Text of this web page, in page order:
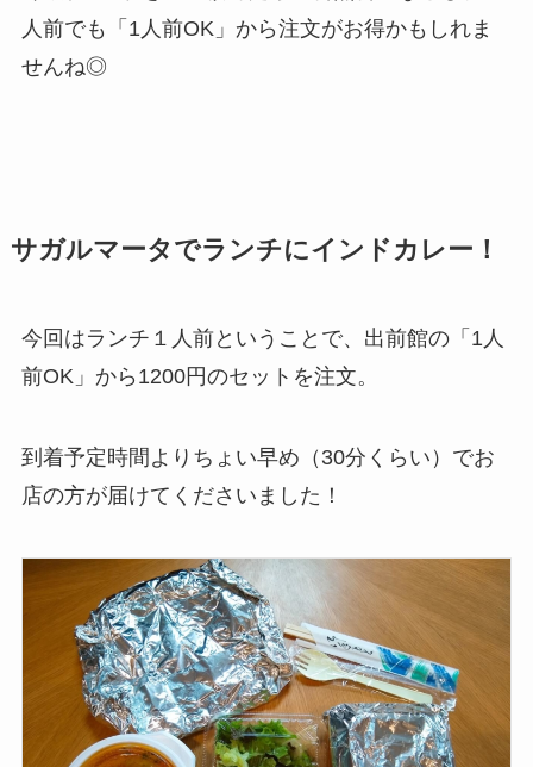
人前でも「1人前OK」から注文がお得かもしれま
せんね◎
サガルマータでランチにインドカレー！
今回はランチ１人前ということで、出前館の「1人
前OK」から1200円のセットを注文。
到着予定時間よりちょい早め（30分くらい）でお
店の方が届けてくださいました！